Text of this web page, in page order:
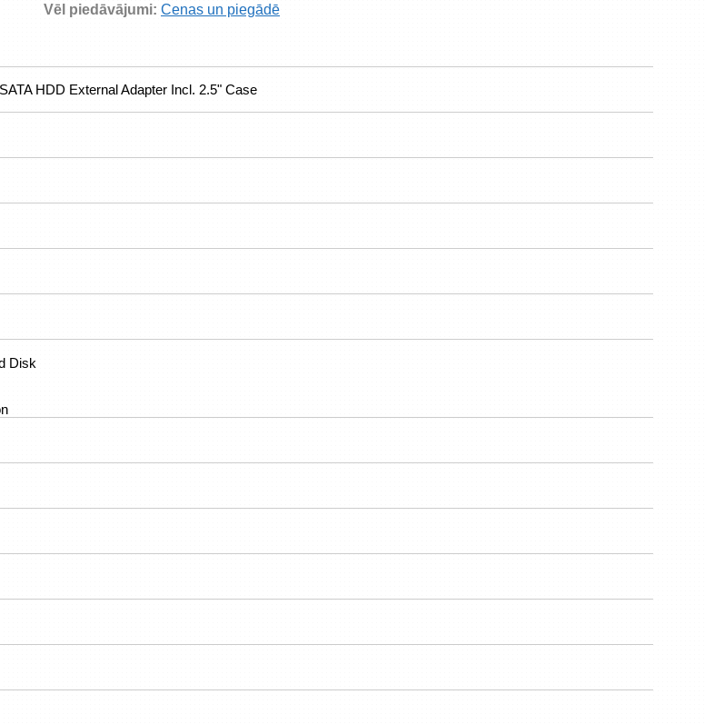
Vēl piedāvājumi: Cenas un piegādē
HDD External Adapter Incl. 2.5" Case
Disk